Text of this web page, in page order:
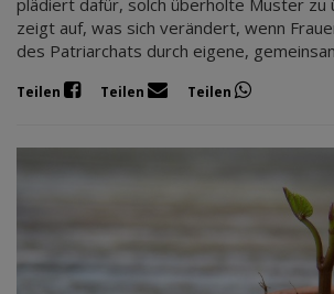
plädiert dafür, solch überholte Muster zu
zeigt auf, was sich verändert, wenn
des Patriarchats durch eigene,
Teilen Teilen Teilen